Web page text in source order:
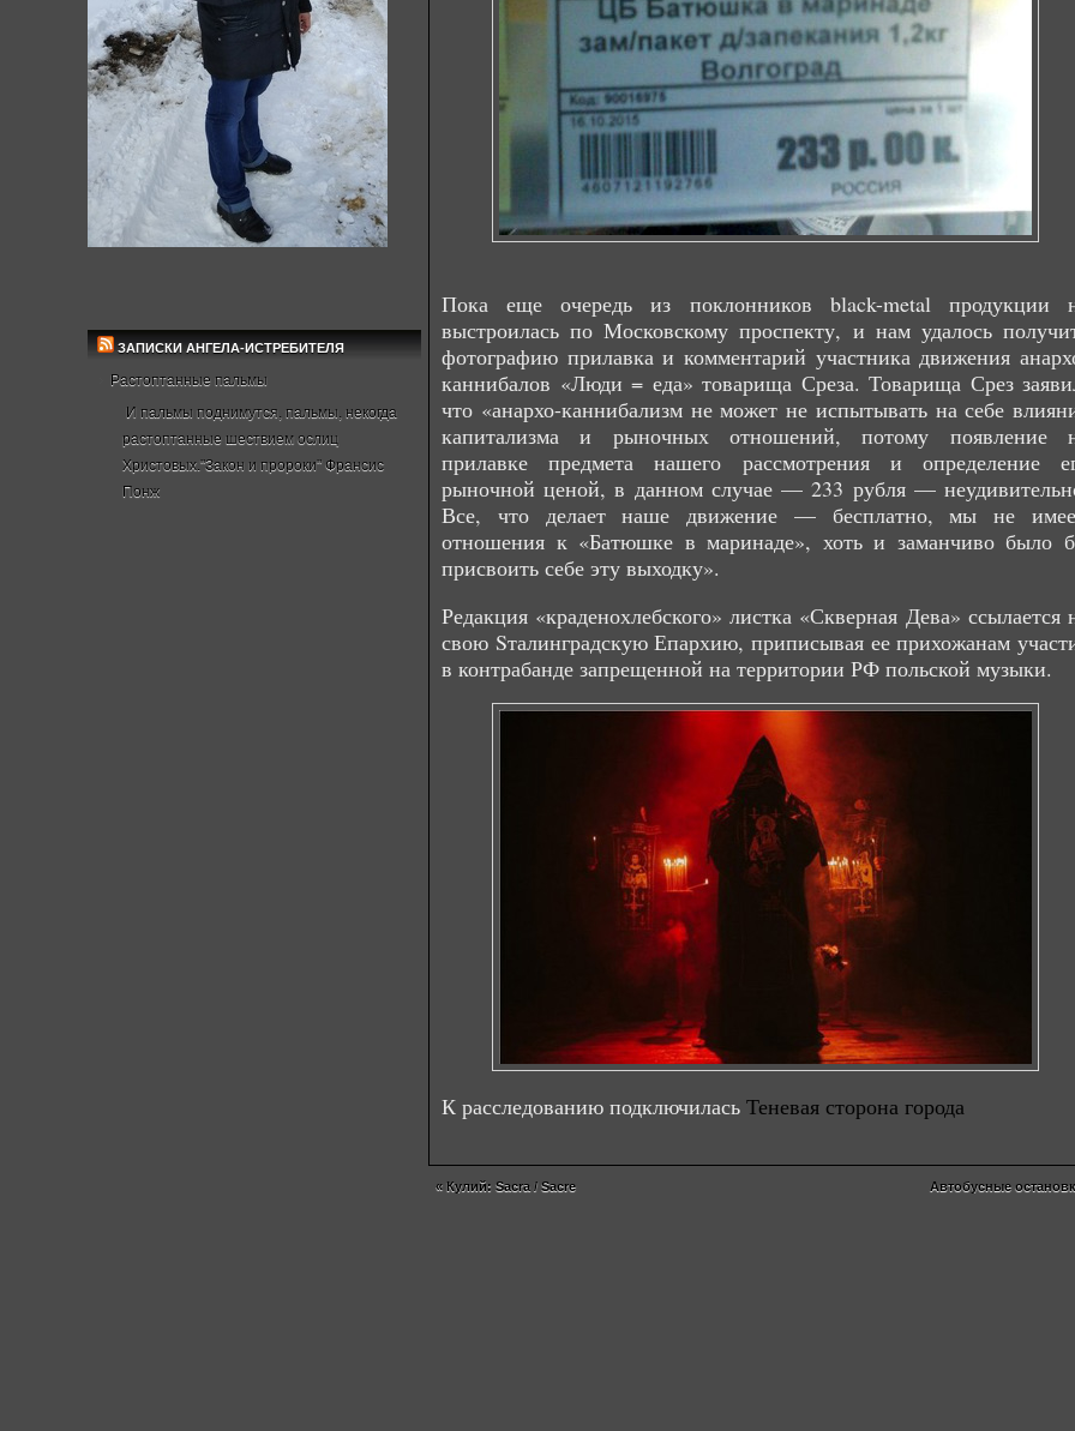
ЗАПИСКИ АНГЕЛА-ИСТРЕБИТЕЛЯ
Растоптанные пальмы
И пальмы поднимутся, пальмы, некогда
растоптанные шествием ослиц
Христовых."Закон и пророки" Франсис
Понж
Пока еще очередь из поклонников black-metal продукции
выстроилась по Московскому проспекту, и нам удалось
фотографию прилавка и комментарий участника движения
каннибалов «Люди = еда» товарища Среза. Товарища Срез
что «анархо-каннибализм не может не испытывать на себе
капитализма и рыночных отношений, потому появление
прилавке предмета нашего рассмотрения и определение
рыночной ценой, в данном случае — 233 рубля —
Все, что делает наше движение — бесплатно, мы не
отношения к «Батюшке в маринаде», хоть и заманчиво было
присвоить себе эту выходку».
Редакция «краденохлебского» листка «Скверная Дева» ссылается
свою Sталинградскую Епархию, приписывая ее прихожанам
в контрабанде запрещенной на территории РФ польской музыки.
К расследованию подключилась Теневая сторона города
« Кулий: Sacra / Sacre Автобусные